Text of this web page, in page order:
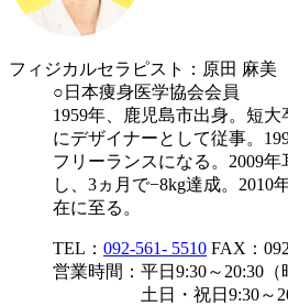
フィジカルセラピスト：原田 麻美
○日本痩身医学協会会員
1959年、鹿児島市出身。短
にデザイナーとして従事。
フリーランスになる。2009
し、3ヵ月で−8kg達成。2010
在に至る。
TEL： 092-561- 5510 FAX：
営業時間：平日9:30～20:30（
土日・祝日9:30～20:30